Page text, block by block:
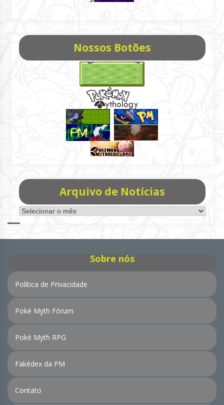
Nossos Botões
Arquivo de Notícias
Arquivo
de
Sobre nós
Política de Privacidade
Poké Myth Fórum
Poké Myth RPG
Fakédex da PM
Contato